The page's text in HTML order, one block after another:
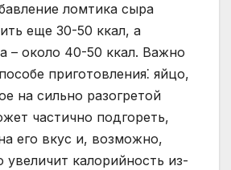
ломтика сыра
еще 30-50 ккал, а
– около 40-50 ккал. Важно
приготовления⁚ яйцо,
на сильно разогретой
частично подгореть,
его вкус и, возможно,
увеличит калорийность из-